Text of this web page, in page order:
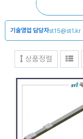
기술영업 담당자st15@st1.kr
상품정렬